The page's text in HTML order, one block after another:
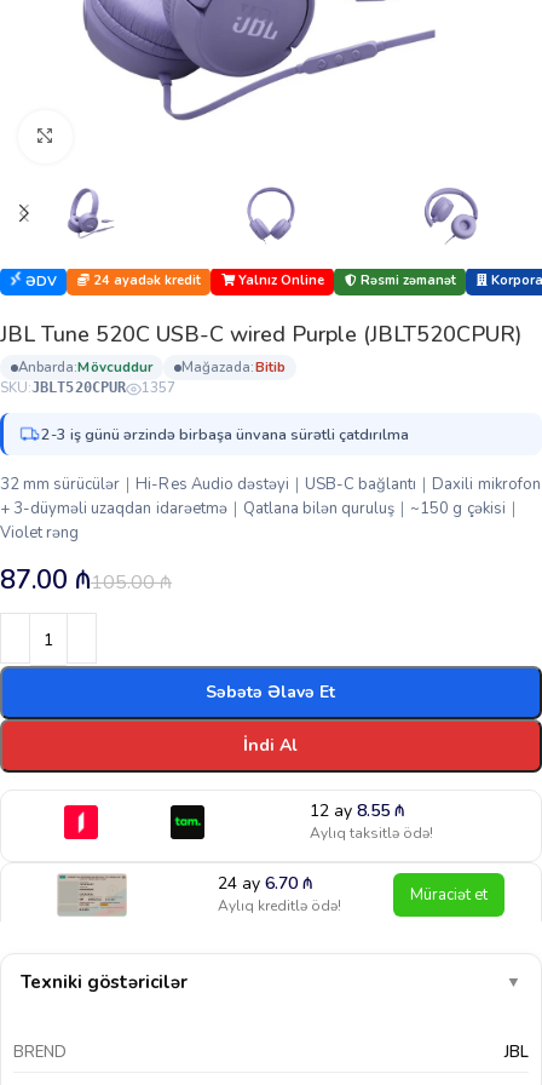
ƏDV 24 ayadək kredit Yalnız Online Rəsmi zəmanət
JBL Tune 520C USB-C wired Purple (JBLT520CPUR)
anbarda: mövcuddur mağazada:
bi̇ti̇b
SKU:JBLT520CPUR 1357
2-3 iş günü ərzində birbaşa ünvana sürətli çatdırılma
32 mm sürücülər｜Hi-Res Audio dəstəyi｜USB-C bağlantı｜Daxili mikrofon
+ 3-düyməli uzaqdan idarəetmə｜Qatlana bilən quruluş｜~150 g çəkisi｜
Violet rəng
105.00₼
87.00 ₼
Səbətə Əlavə Et
İndi Al
12 ay 8.55 ₼
Aylıq taksitlə ödə!
24 ay6.70₼
Aylıq kreditlə ödə! Müraciət et
Texniki göstəricilər ▼
BREND JBL